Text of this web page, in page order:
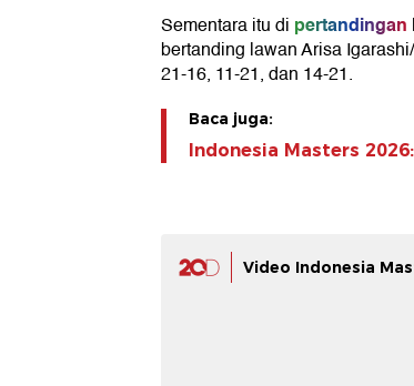
Sementara itu di pertandingan
bertanding lawan Arisa
21-16, 11-21, dan 14-21.
Baca juga:
Indonesia Masters
Video Indonesia